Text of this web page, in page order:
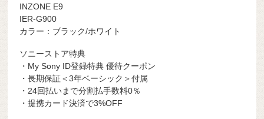
INZONE E9
IER-G900
カラー：ブラック/ホワイト
ソニーストア特典
・My Sony ID登録特典 優待クーポン
・長期保証＜3年ベーシック＞付属
・24回払いまで分割払手数料0％
・提携カード決済で3%OFF